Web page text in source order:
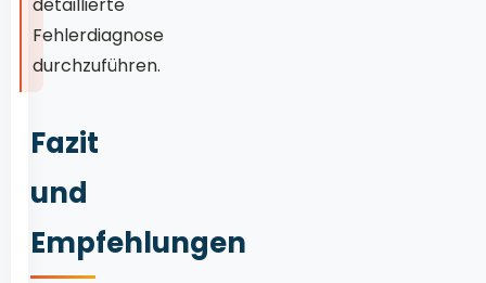
Fehlerdiagnose
durchzuführen.
Fazit
und
Empfehlungen